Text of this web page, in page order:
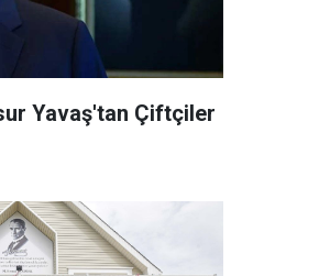
Yavaş'tan Çiftçiler